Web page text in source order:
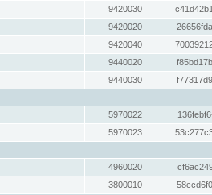
9420030
9420020
9420040
9440020
9440030
5970022
5970023
4960020
3800010